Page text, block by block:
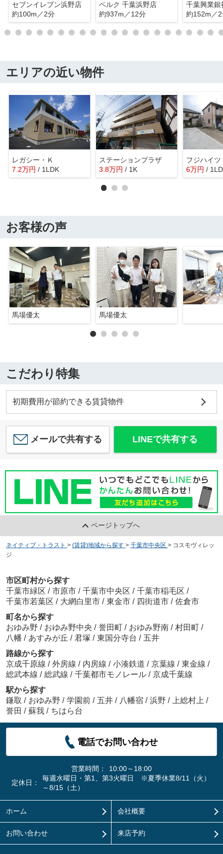
セブンイレブン浜野店
約100m／2分
ベルク 千葉浜野店
約937m／12分
千葉興業銀
約152m／
エリアの近い物件
レガシー・Ｋ
7.2万円 / 1LDK
ステーションプラザ
3.8万円 / 1K
フジハイツ
6万円 /
お客様の声
馬場優太 馬場優太
こだわり特集
初期費用が節約できる賃貸物件
メールで共有する LINEで共有する
ページトップへ
ネイティブ・トラスト > (賃貸)地域から探す > 千葉市中央区 > コスモヴィレッ
ジ
市区町村から探す
千葉市緑区 / 市原市 / 千葉市中央区 / 千葉市稲毛区 /
千葉市若葉区 / 大網白里市 / 東金市 / 四街道市 / 佐倉市
町名から探す
おゆみ野 / おゆみ野中央 / 誉田町 / おゆみ野南 / 村田町 /
八幡 / あすみが丘 / 君塚 / 東国分寺台 / 五井
路線から探す
京成千原線 / 外房線 / 内房線 / 小湊鉄道 / 京葉線 / 東金線 /
総武本線 / 総武線 / 千葉都市モノレール / 京成千葉線
駅から探す
鎌取 / おゆみ野 / 学園前 / 五井 / 八幡宿 / 浜野 / 上総村上 /
誉田 / 蘇我 / ちはら台
電話でお問い合わせ
営業時間：
10:00～18:00
定休日：
毎週水曜日・第1、第3火曜日 ※夏季休業8/11（火）
～8/15（土）
ホーム 会社概要
お問い合わせ 来店予約